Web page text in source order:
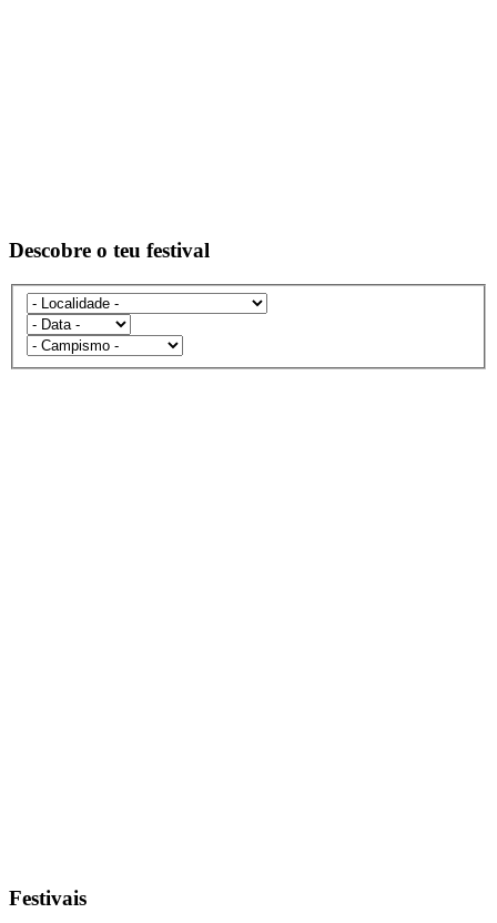
Descobre o teu festival
Festivais